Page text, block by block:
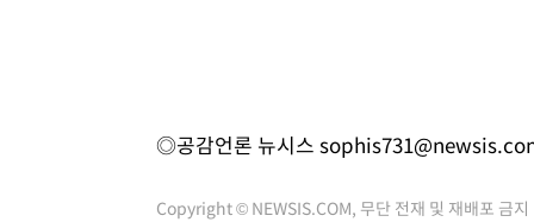
◎공감언론 뉴시스
Copyright © NEWSIS.COM, 무단 전재 및 재배포 금지